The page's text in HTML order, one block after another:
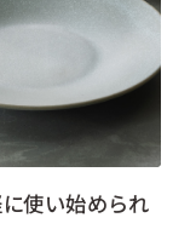
使い始められ